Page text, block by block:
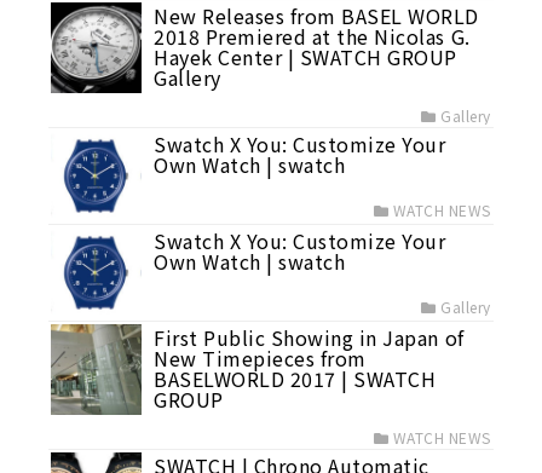
New Releases from BASEL WORLD
2018 Premiered at the Nicolas G.
Hayek Center | SWATCH GROUP
Gallery
Gallery
Swatch X You: Customize Your
Own Watch | swatch
WATCH NEWS
Swatch X You: Customize Your
Own Watch | swatch
Gallery
First Public Showing in Japan of
New Timepieces from
BASELWORLD 2017 | SWATCH
GROUP
WATCH NEWS
SWATCH | Chrono Automatic